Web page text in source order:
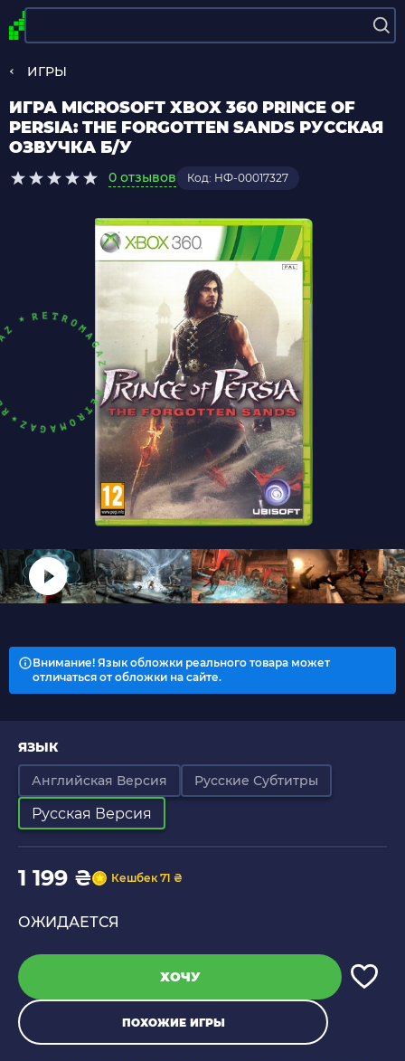
ИГРЫ
ИГРА MICROSOFT XBOX 360 PRINCE OF
PERSIA: THE FORGOTTEN SANDS РУССКАЯ
ОЗВУЧКА Б/У
0 отзывов Код: НФ-00017327
Внимание! Язык обложки реального товара может
отличаться от обложки на сайте.
ЯЗЫК
Английская Версия Русские Субтитры
Русская Версия
1 199 ₴ Кешбек 71 ₴
ОЖИДАЕТСЯ
ХОЧУ
ПОХОЖИЕ ИГРЫ